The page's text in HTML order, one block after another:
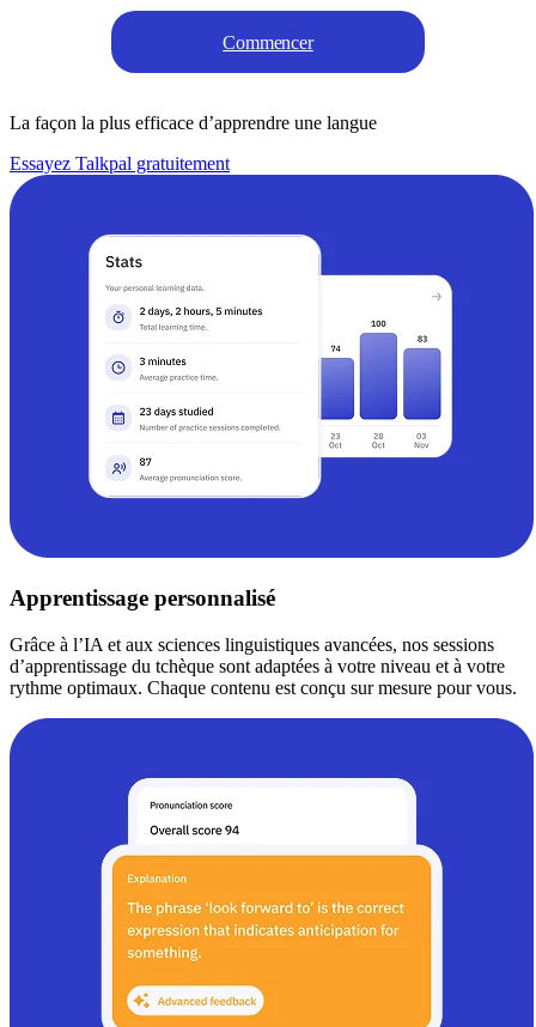
Commencer
La façon la plus efficace d’apprendre une langue
Essayez Talkpal gratuitement
Apprentissage personnalisé
Grâce à l’IA et aux sciences linguistiques avancées, nos sessions
d’apprentissage du tchèque sont adaptées à votre niveau et à votre
rythme optimaux. Chaque contenu est conçu sur mesure pour vous.